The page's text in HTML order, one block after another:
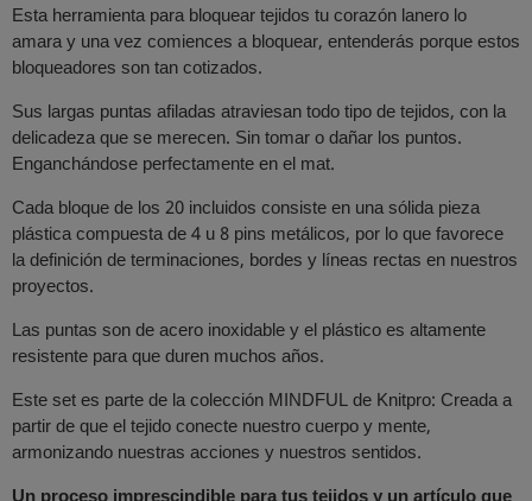
Esta herramienta para bloquear tejidos tu corazón lanero lo
amara y una vez comiences a bloquear, entenderás porque estos
bloqueadores son tan cotizados.
Sus largas puntas afiladas atraviesan todo tipo de tejidos, con la
delicadeza que se merecen. Sin tomar o dañar los puntos.
Enganchándose perfectamente en el mat.
Cada bloque de los 20 incluidos consiste en una sólida pieza
plástica compuesta de 4 u 8 pins metálicos, por lo que favorece
la definición de terminaciones, bordes y líneas rectas en nuestros
proyectos.
Las puntas son de acero inoxidable y el plástico es altamente
resistente para que duren muchos años.
Este set es parte de la colección MINDFUL de Knitpro: Creada a
partir de que el tejido conecte nuestro cuerpo y mente,
armonizando nuestras acciones y nuestros sentidos.